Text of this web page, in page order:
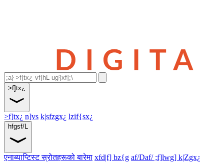
>f]tx¿
>f]tx¿ n]vs k|sfzgx¿ lzif{sx¿
hfgsf/L
एनाब्याप्टिस्ट स्रोतहरूको बारेमा xfd|f] bz{g af/Daf/ ;f]lwg] k|Zgx¿